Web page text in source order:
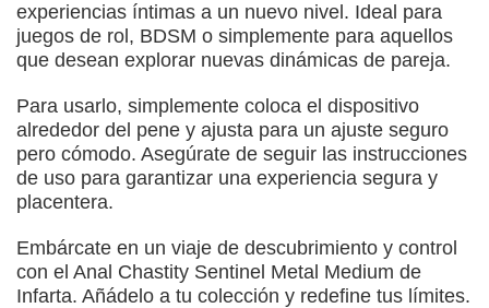
experiencias íntimas a un nuevo nivel. Ideal para
juegos de rol, BDSM o simplemente para aquellos
que desean explorar nuevas dinámicas de pareja.
Para usarlo, simplemente coloca el dispositivo
alrededor del pene y ajusta para un ajuste seguro
pero cómodo. Asegúrate de seguir las instrucciones
de uso para garantizar una experiencia segura y
placentera.
Embárcate en un viaje de descubrimiento y control
con el Anal Chastity Sentinel Metal Medium de
Infarta. Añádelo a tu colección y redefine tus límites.